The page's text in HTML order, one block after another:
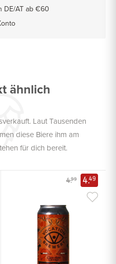
DE/AT ab €60
ähnlich
Laut Tausenden
diese Biere ihm am
für dich bereit.
4.99 4.49